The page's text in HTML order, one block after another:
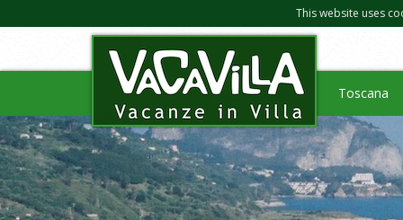
This website uses
Toscana